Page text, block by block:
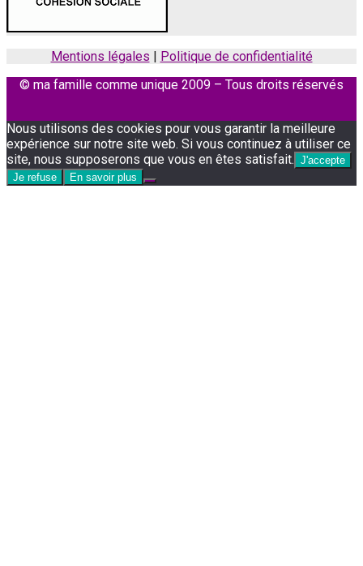
Mentions légales | Politique de confidentialité
© ma famille comme unique 2009 – Tous droits réservés
Nous utilisons des cookies pour vous garantir la meilleure
expérience sur notre site web. Si vous continuez à utiliser ce
site, nous supposerons que vous en êtes satisfait. J'accepte
Je refuse
En savoir plus